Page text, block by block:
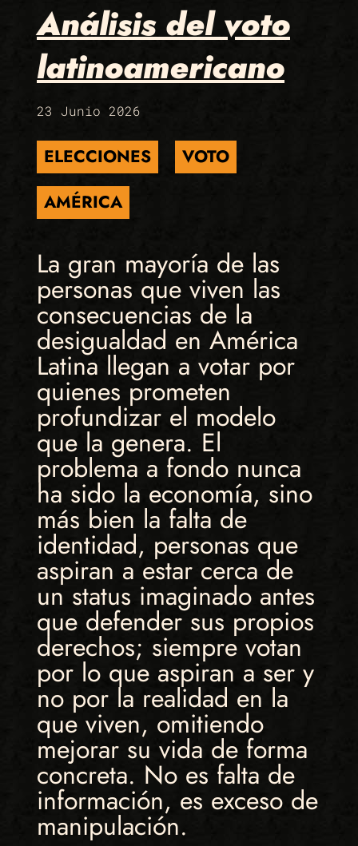
Análisis del voto
latinoamericano
23 Junio 2026
ELECCIONES
VOTO
AMÉRICA
La gran mayoría de las
personas que viven las
consecuencias de la
desigualdad en América
Latina llegan a votar por
quienes prometen
profundizar el modelo
que la genera. El
problema a fondo nunca
ha sido la economía, sino
más bien la falta de
identidad, personas que
aspiran a estar cerca de
un status imaginado antes
que defender sus propios
derechos; siempre votan
por lo que aspiran a ser y
no por la realidad en la
que viven, omitiendo
mejorar su vida de forma
concreta. No es falta de
información, es exceso de
manipulación.